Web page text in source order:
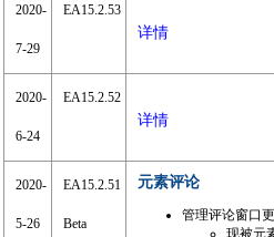
2020-
7-29
EA15.2.53
详情
2020-
6-24
EA15.2.52
详情
2020-
5-26
EA15.2.51
Beta
元素评论
管理评论窗口更
现被元